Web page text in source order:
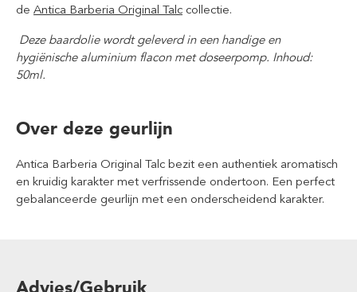
de Antica Barberia Original Talc collectie.
Deze baardolie wordt geleverd in een handige en
hygiënische aluminium flacon met doseerpomp. Inhoud:
50ml.
Over deze geurlijn
Antica Barberia Original Talc bezit een authentiek aromatisch
en kruidig karakter met verfrissende ondertoon. Een perfect
gebalanceerde geurlijn met een onderscheidend karakter.
Advies/Gebruik